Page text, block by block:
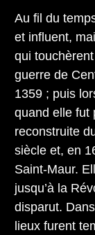
Au fil du
et influent,
qui
guerre de
1359 ; puis
quand elle fut
reconstruite
siècle et, en
Saint-Maur.
jusqu’à la
disparut.
lieux furent